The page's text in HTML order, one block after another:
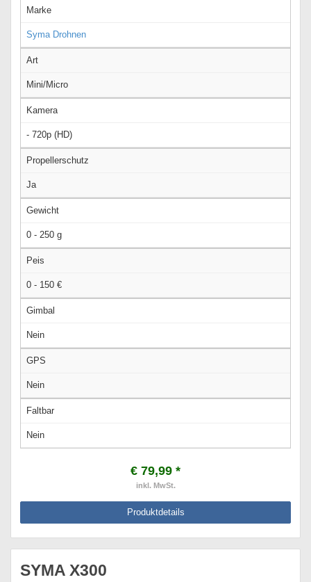
Marke
Syma Drohnen
Art
Mini/Micro
Kamera
- 720p (HD)
Propellerschutz
Ja
Gewicht
0 - 250 g
Peis
0 - 150 €
Gimbal
Nein
GPS
Nein
Faltbar
Nein
€ 79,99 *
inkl. MwSt.
Produktdetails
SYMA X300